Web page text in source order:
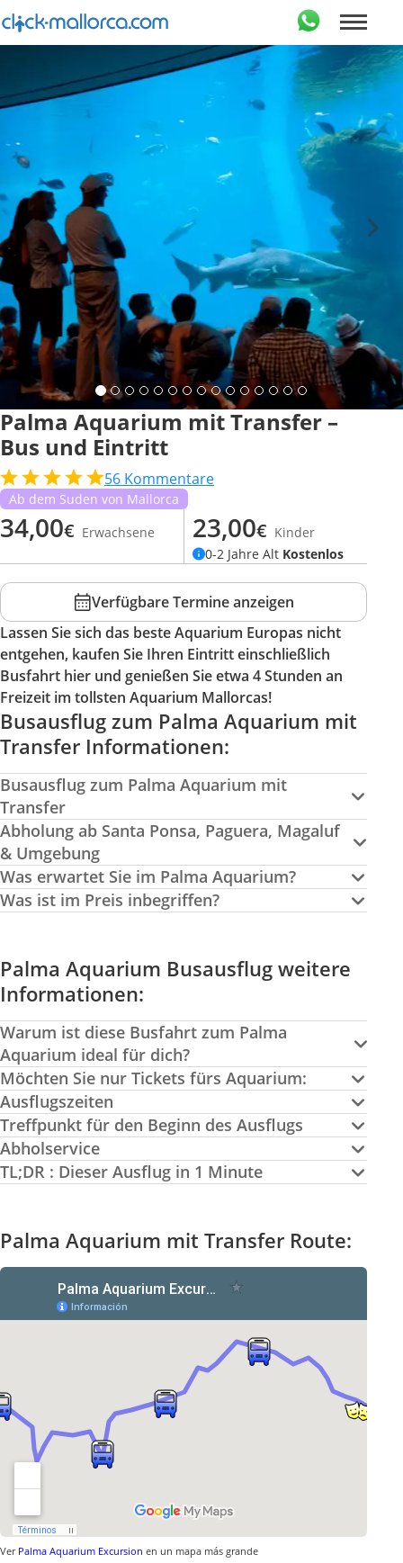
Palma Aquarium mit Transfer –
Bus und Eintritt
56 Kommentare
Ab dem Suden von Mallorca
34,00€ Erwachsene 23,00€ Kinder
0-2 Jahre Alt Kostenlos
Verfügbare Termine anzeigen
Lassen Sie sich das beste Aquarium Europas nicht
entgehen, kaufen Sie Ihren Eintritt einschließlich
Busfahrt hier und genießen Sie etwa 4 Stunden an
Freizeit im tollsten Aquarium Mallorcas!
Busausflug zum Palma Aquarium mit
Transfer Informationen:
Busausflug zum Palma Aquarium mit
Transfer
Abholung ab Santa Ponsa, Paguera, Magaluf
& Umgebung
Was erwartet Sie im Palma Aquarium?
Was ist im Preis inbegriffen?
Palma Aquarium Busausflug weitere
Informationen:
Warum ist diese Busfahrt zum Palma
Aquarium ideal für dich?
Möchten Sie nur Tickets fürs Aquarium:
Ausflugszeiten
Treffpunkt für den Beginn des Ausflugs
Abholservice
TL;DR : Dieser Ausflug in 1 Minute
Palma Aquarium mit Transfer Route:
Ver Palma Aquarium Excursion en un mapa más grande